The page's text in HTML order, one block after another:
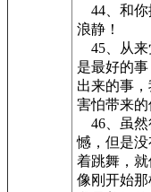
44、和你
浪静！
45、从来
是最好的
出来的事
害怕带来的
46、虽然
憾，但是
着跳舞，
像刚开始